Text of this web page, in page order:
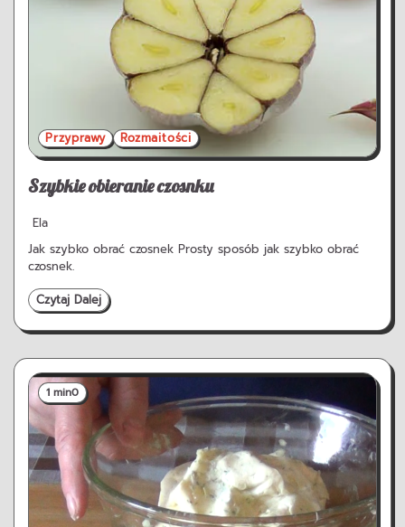
Przyprawy Rozmaitości
Szybkie obieranie czosnku
Ela
Jak szybko obrać czosnek Prosty sposób jak szybko obrać
czosnek.
Czytaj Dalej
1 min0